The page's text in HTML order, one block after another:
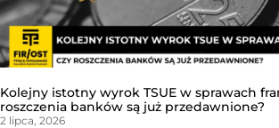
Kolejny istotny wyrok TSUE w sprawach
roszczenia banków są już przedawnione?
2 lipca, 2026